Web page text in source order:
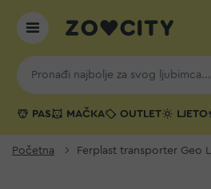
PAS MAČKA OUTLET LJETO
Početna Ferplast transporter Geo L